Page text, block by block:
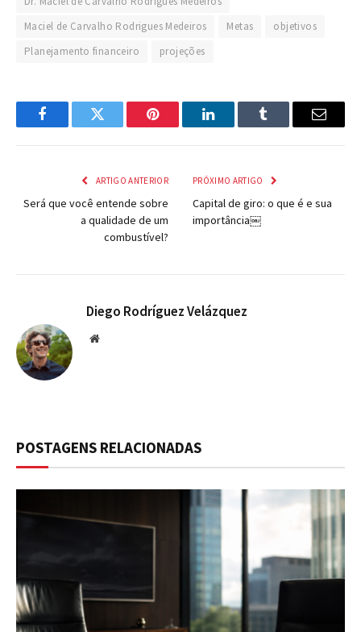
Maciel de Carvalho Rodrigues Medeiros
Metas
objetivos
Planejamento financeiro
projeções
FacebookTwitter Pinterest LinkedInTumblr Email
ARTIGO ANTERIOR
Será que você entende sobre
a qualidade de um
combustível?
PRÓXIMO ARTIGO
Capital de giro: o que é e sua
importância￼
Diego Rodríguez Velázquez
Website
POSTAGENS RELACIONADAS